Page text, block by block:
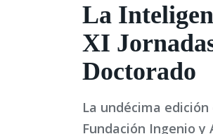
La
XI
Doctorado
La undécima
Fundación Ingenio y